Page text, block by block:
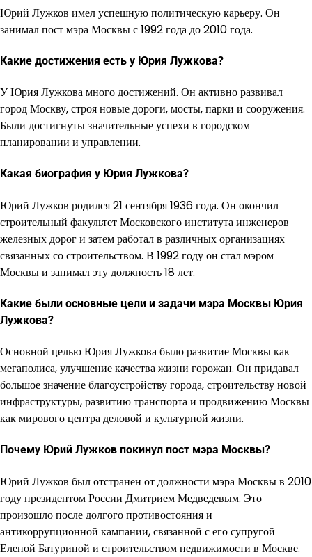
Юрий Лужков имел успешную политическую карьеру. Он
занимал пост мэра Москвы с 1992 года до 2010 года.
Какие достижения есть у Юрия Лужкова?
У Юрия Лужкова много достижений. Он активно развивал
город Москву, строя новые дороги, мосты, парки и сооружения.
Были достигнуты значительные успехи в городском
планировании и управлении.
Какая биография у Юрия Лужкова?
Юрий Лужков родился 21 сентября 1936 года. Он окончил
строительный факультет Московского института инженеров
железных дорог и затем работал в различных организациях
связанных со строительством. В 1992 году он стал мэром
Москвы и занимал эту должность 18 лет.
Какие были основные цели и задачи мэра Москвы Юрия
Лужкова?
Основной целью Юрия Лужкова было развитие Москвы как
мегаполиса, улучшение качества жизни горожан. Он придавал
большое значение благоустройству города, строительству новой
инфраструктуры, развитию транспорта и продвижению Москвы
как мирового центра деловой и культурной жизни.
Почему Юрий Лужков покинул пост мэра Москвы?
Юрий Лужков был отстранен от должности мэра Москвы в 2010
году президентом России Дмитрием Медведевым. Это
произошло после долгого противостояния и
антикоррупционной кампании, связанной с его супругой
Еленой Батуриной и строительством недвижимости в Москве.